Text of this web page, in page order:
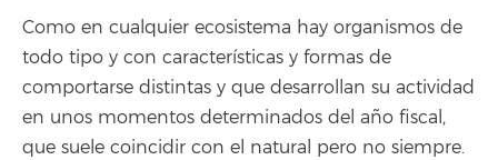
Como en cualquier ecosistema hay organismos de
todo tipo y con características y formas de
comportarse distintas y que desarrollan su actividad
en unos momentos determinados del año fiscal,
que suele coincidir con el natural pero no siempre.